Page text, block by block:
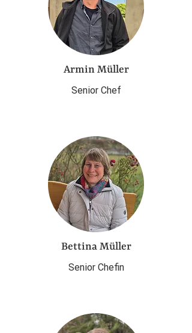
Armin Müller
Senior Chef
Bettina Müller
Senior Chefin